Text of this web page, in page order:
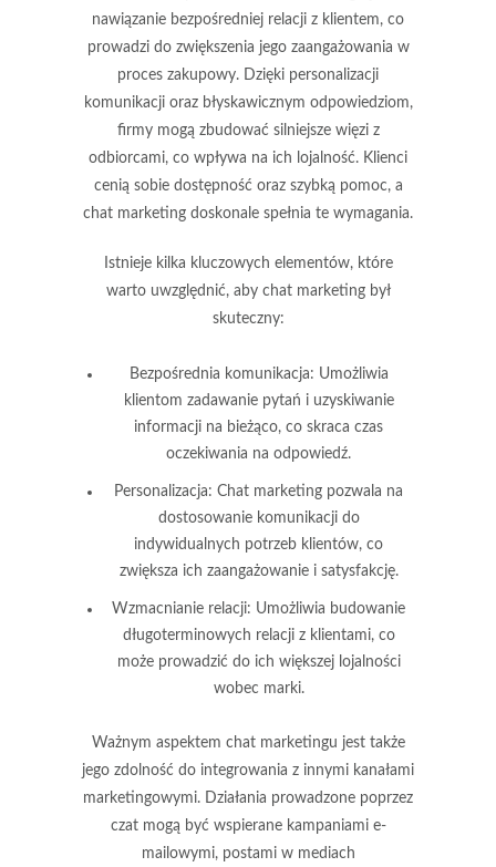
nawiązanie bezpośredniej relacji z klientem, co
prowadzi do zwiększenia jego zaangażowania w
proces zakupowy. Dzięki personalizacji
komunikacji oraz błyskawicznym odpowiedziom,
firmy mogą zbudować silniejsze więzi z
odbiorcami, co wpływa na ich lojalność. Klienci
cenią sobie dostępność oraz szybką pomoc, a
chat marketing doskonale spełnia te wymagania.
Istnieje kilka kluczowych elementów, które
warto uwzględnić, aby chat marketing był
skuteczny:
Bezpośrednia komunikacja: Umożliwia
klientom zadawanie pytań i uzyskiwanie
informacji na bieżąco, co skraca czas
oczekiwania na odpowiedź.
Personalizacja: Chat marketing pozwala na
dostosowanie komunikacji do
indywidualnych potrzeb klientów, co
zwiększa ich zaangażowanie i satysfakcję.
Wzmacnianie relacji: Umożliwia budowanie
długoterminowych relacji z klientami, co
może prowadzić do ich większej lojalności
wobec marki.
Ważnym aspektem chat marketingu jest także
jego zdolność do integrowania z innymi kanałami
marketingowymi. Działania prowadzone poprzez
czat mogą być wspierane kampaniami e-
mailowymi, postami w mediach